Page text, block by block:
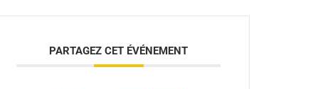
PARTAGEZ CET ÉVÉNEMENT